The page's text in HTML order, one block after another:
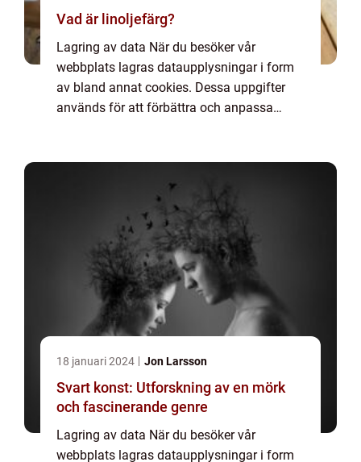
Vad är linoljefärg?
Lagring av data När du besöker vår
webbplats lagras dataupplysningar i form
av bland annat cookies. Dessa uppgifter
används för att förbättra och anpassa
18 januari 2024 Jon Larsson
Svart konst: Utforskning av en mörk
och fascinerande genre
Lagring av data När du besöker vår
webbplats lagras dataupplysningar i form